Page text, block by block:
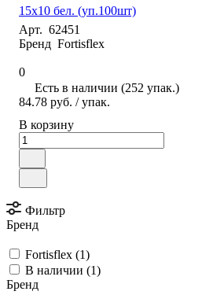
15х10 бел. (уп.100шт)
Арт. 62451
Бренд Fortisflex
0
Есть в наличии (252 упак.)
84.78 руб. / упак.
В корзину
Фильтр
Бренд
Fortisflex (1)
В наличии (1)
Бренд